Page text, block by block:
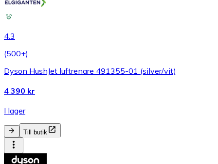
4.3
(500+)
Dyson HushJet luftrenare 491355-01 (silver/vit)
4 390 kr
I lager
Till butik